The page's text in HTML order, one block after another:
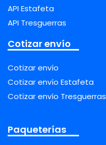
API Estafeta
API Tresguerras
Cotizar envío
Cotizar envío
Cotizar envío Estafeta
Cotizar envío Tresguerras
Paqueterías